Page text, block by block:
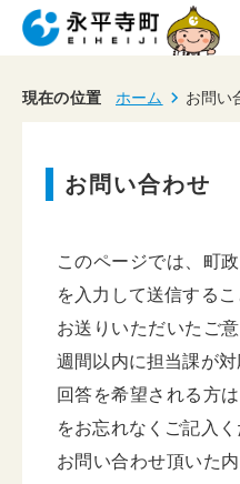
現在の位置 ホーム お問い
お問い合わせ
このページでは、町
を入力して送信するこ
お送りいただいたご
週間以内に担当課が対
回答を希望される方
をお忘れなくご記入く
お問い合わせ頂いた